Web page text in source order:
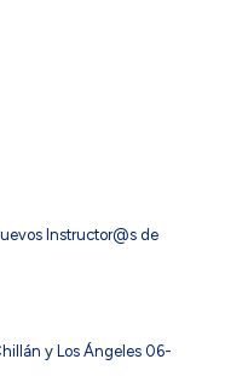
Instructor@s de
y Los Ángeles 06-